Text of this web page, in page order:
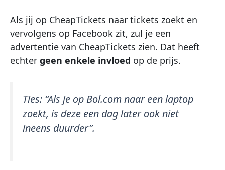
Als jij op CheapTickets naar tickets zoekt en
vervolgens op Facebook zit, zul je een
advertentie van CheapTickets zien. Dat heeft
echter geen enkele invloed op de prijs.
Ties: “Als je op Bol.com naar een laptop
zoekt, is deze een dag later ook niet
ineens duurder”.